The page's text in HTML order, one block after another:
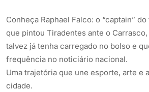
Conheça Raphael Falco: o “captain”
que pintou Tiradentes ante o
talvez já tenha carregado no bolso e
frequência no noticiário nacional.
Uma trajetória que une esporte, arte e
cidade.